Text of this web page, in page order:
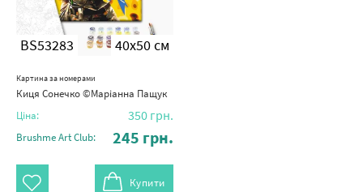
BS53283 40x50 см
Картина за номерами
Киця Сонечко ©Маріанна Пащук
Ціна: 350 грн.
Brushme Art Club: 245 грн.
Купити